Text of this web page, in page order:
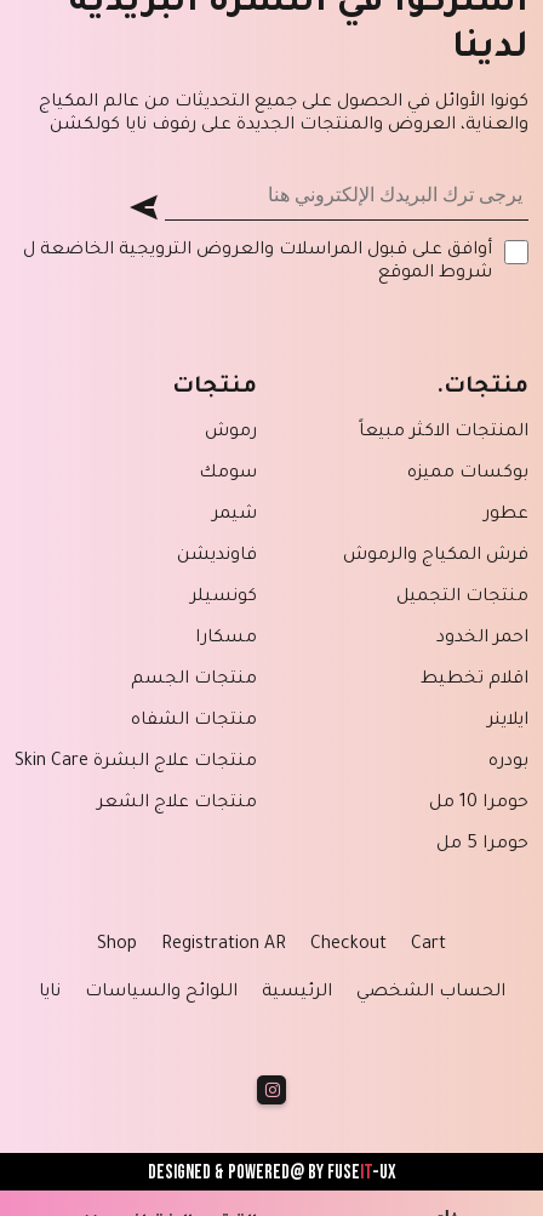
لدينا
كونوا الأوائل في الحصول على جميع التحديثات من عالم المكياج
والعناية، العروض والمنتجات الجديدة على رفوف نايا كولكشن
أوافق على قبول المراسلات والعروض الترويجية الخاضعة ل
شروط الموقع
منتجات.
المنتجات الاكثر مبيعاً
بوكسات مميزه
عطور
فرش المكياج والرموش
منتجات التجميل
احمر الخدود
اقلام تخطيط
ايلاينر
بودره
حومرا 10 مل
حومرا 5 مل
منتجات
رموش
سومك
شيمر
فاونديشن
كونسيلر
مسكارا
منتجات الجسم
منتجات الشفاه
منتجات علاج البشرة Skin Care
منتجات علاج الشعر
Cart
Checkout
Registration AR
Shop
الحساب الشخصي الرئيسية اللوائح والسياسات نايا
Designed & powered@ by FUSEIT-UX